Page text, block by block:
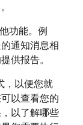
功能。例
通知消息相
供报告。
，以便您就
以查看您的
以了解哪些